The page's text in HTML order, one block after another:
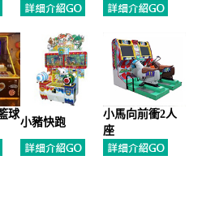
球
小豬快跑
小馬向前衝2人
座